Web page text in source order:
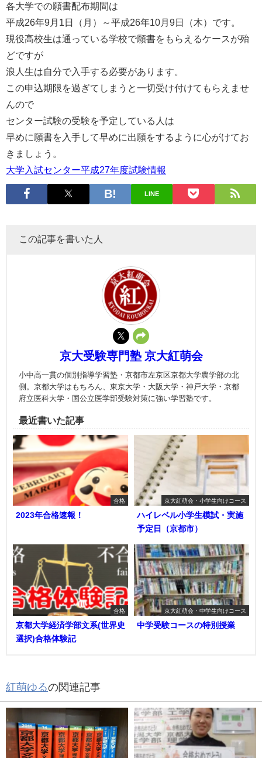
各大学での願書配布期間は
平成26年9月1日（月）～平成26年10月9日（木）です。
現役高校生は通っている学校で願書をもらえるケースが殆
どですが
浪人生は自分で入手する必要があります。
この申込期限を過ぎてしまうと一切受け付けてもらえませ
んので
センター試験の受験を予定している人は
早めに願書を入手して早めに出願をするように心がけてお
きましょう。
大学入試センター平成27年度試験情報
LINE
この記事を書いた人
京大受験専門塾 京大紅萌会
小中高一貫の個別指導学習塾・京都市左京区京都大学農学部の北
側。京都大学はもちろん、東京大学・大阪大学・神戸大学・京都
府立医科大学・国公立医学部受験対策に強い学習塾です。
最近書いた記事
合格
2023年合格速報！
京大紅萌会・小学生向けコース
ハイレベル小学生模試・実施
予定日（京都市）
合格
京都大学経済学部文系(世界史
選択)合格体験記
京大紅萌会・中学生向けコース
中学受験コースの特別授業
紅萌ゆるの関連記事